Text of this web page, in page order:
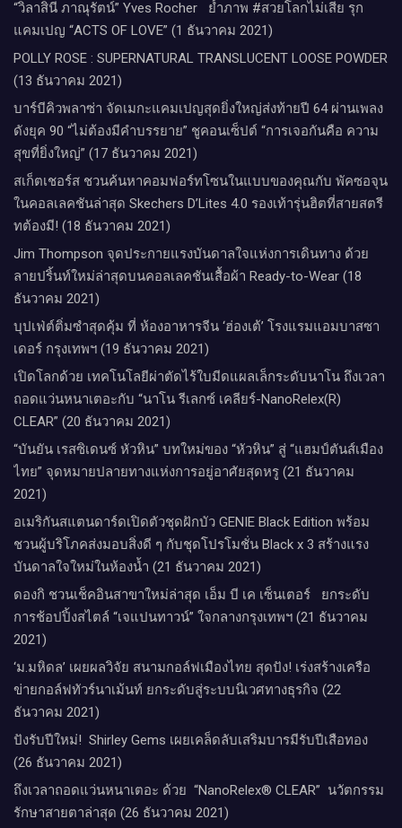
“วิลาสินี ภาณุรัตน์” Yves Rocher​ ย้ำภาพ #สวยโลกไม่เสีย รุก
แคมเปญ “ACTS OF LOVE” (1 ธันวาคม 2021)
POLLY ROSE : SUPERNATURAL TRANSLUCENT LOOSE POWDER
(13 ธันวาคม 2021)
บาร์บีคิวพลาซ่า จัดเมกะแคมเปญสุดยิ่งใหญ่ส่งท้ายปี 64 ผ่านเพลง
ดังยุค 90 “ไม่ต้องมีคำบรรยาย” ชูคอนเซ็ปต์ “การเจอกันคือ ความ
สุขที่ยิ่งใหญ่” (17 ธันวาคม 2021)
สเก็ตเชอร์ส ชวนค้นหาคอมฟอร์ทโซนในแบบของคุณกับ พัคซอจุน
ในคอลเลคชันล่าสุด Skechers D’Lites 4.0 รองเท้ารุ่นฮิตที่สายสตรี
ทต้องมี! (18 ธันวาคม 2021)
Jim Thompson จุดประกายแรงบันดาลใจแห่งการเดินทาง ด้วย
ลายปริ้นท์ใหม่ล่าสุดบนคอลเลคชันเสื้อผ้า Ready-to-Wear (18
ธันวาคม 2021)
บุปเฟ่ต์ติ่มซำสุดคุ้ม ที่ ห้อง​อาหารจีน​ ‘ฮ่องเต้’ โรงแรม​แอม​บาส​ซา​
เดอร์​ กรุงเทพฯ​ (19 ธันวาคม 2021)
เปิดโลกด้วย เทคโนโลยีผ่าตัดไร้ใบมีดแผลเล็กระดับนาโน ถึงเวลา
ถอดแว่นหนาเตอะกับ “นาโน รีเลกซ์ เคลียร์-NanoRelex(R)
CLEAR” (20 ธันวาคม 2021)
“บันยัน เรสซิเดนซ์ หัวหิน” บทใหม่ของ “หัวหิน” สู่ “แฮมป์ตันส์เมือง
ไทย” จุดหมายปลายทางแห่งการอยู่อาศัยสุดหรู (21 ธันวาคม
2021)
อเมริกันสแตนดาร์ดเปิดตัวชุดฝักบัว GENIE Black Edition พร้อม
ชวนผู้บริโภคส่งมอบสิ่งดี ๆ กับชุดโปรโมชั่น Black x 3 สร้างแรง
บันดาลใจใหม่ในห้องน้ำ (21 ธันวาคม 2021)
ดองกิ ชวนเช็คอินสาขาใหม่ล่าสุด เอ็ม บี เค เซ็นเตอร์ ยกระดับ
การช้อปปิ้งสไตล์ “เจแปนทาวน์” ใจกลางกรุงเทพฯ (21 ธันวาคม
2021)
‘ม.มหิดล’ เผยผลวิจัย สนามกอล์ฟเมืองไทย สุดปัง! เร่งสร้างเครือ
ข่ายกอล์ฟทัวร์นาเม้นท์ ยกระดับสู่ระบบนิเวศทางธุรกิจ (22
ธันวาคม 2021)
ปังรับปีใหม่​! ​ Shirley Gems เผยเคล็ดลับ​เสริมบารมีรับปีเสือทอง
(26 ธันวาคม 2021)
ถึงเวลาถอดแว่นหนาเตอะ ด้วย “NanoRelex® CLEAR” นวัตกรรม
รักษาสายตาล่าสุด (26 ธันวาคม 2021)